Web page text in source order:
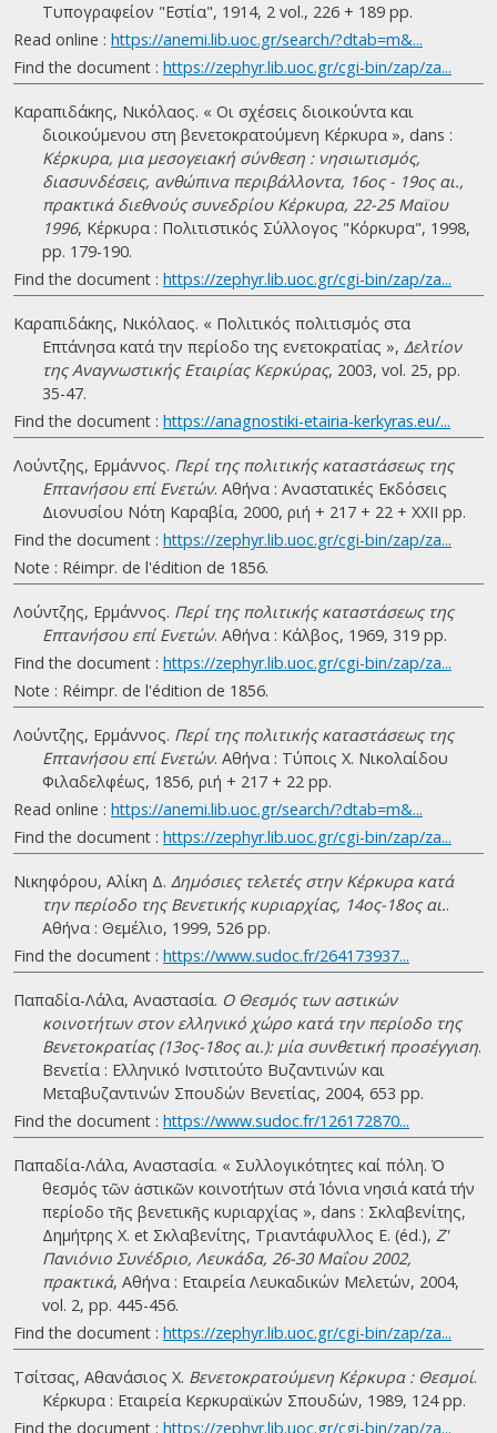
Τυπογραφείον "Εστία", 1914, 2 vol., 226 + 189 pp.
Read online : https://anemi.lib.uoc.gr/search/?dtab=m&...
Find the document : https://zephyr.lib.uoc.gr/cgi-bin/zap/za...
Καραπιδάκης, Νικόλαος. « Οι σχέσεις διοικούντα και
διοικούμενου στη βενετοκρατούμενη Κέρκυρα », dans :
Κέρκυρα, μια μεσογειακή σύνθεση : νησιωτισμός,
διασυνδέσεις, ανθώπινα περιβάλλοντα, 16ος - 19ος αι.,
πρακτικά διεθνούς συνεδρίου Κέρκυρα, 22-25 Μαϊου
1996, Κέρκυρα : Πολιτιστικός Σύλλογος "Κόρκυρα", 1998,
pp. 179-190.
Find the document : https://zephyr.lib.uoc.gr/cgi-bin/zap/za...
Καραπιδάκης, Νικόλαος. « Πολιτικός πολιτισμός στα
Επτάνησα κατά την περίοδο της ενετοκρατίας », Δελτίον
της Αναγνωστικής Εταιρίας Κερκύρας, 2003, vol. 25, pp.
35-47.
Find the document : https://anagnostiki-etairia-kerkyras.eu/...
Λούντζης, Ερμάννος. Περί της πολιτικής καταστάσεως της
Επτανήσου επί Ενετών. Αθήνα : Αναστατικές Εκδόσεις
Διονυσίου Νότη Καραβία, 2000, ριή + 217 + 22 + ΧΧΙΙ pp.
Find the document : https://zephyr.lib.uoc.gr/cgi-bin/zap/za...
Note : Réimpr. de l'édition de 1856.
Λούντζης, Ερμάννος. Περί της πολιτικής καταστάσεως της
Επτανήσου επί Ενετών. Αθήνα : Κάλβος, 1969, 319 pp.
Find the document : https://zephyr.lib.uoc.gr/cgi-bin/zap/za...
Note : Réimpr. de l'édition de 1856.
Λούντζης, Ερμάννος. Περί της πολιτικής καταστάσεως της
Επτανήσου επί Ενετών. Αθήνα : Τύποις Χ. Νικολαίδου
Φιλαδελφέως, 1856, ριή + 217 + 22 pp.
Read online : https://anemi.lib.uoc.gr/search/?dtab=m&...
Find the document : https://zephyr.lib.uoc.gr/cgi-bin/zap/za...
Νικηφόρου, Αλίκη Δ. Δημόσιες τελετές στην Κέρκυρα κατά
την περίοδο της Βενετικής κυριαρχίας, 14ος-18ος αι..
Αθήνα : Θεμέλιο, 1999, 526 pp.
Find the document : https://www.sudoc.fr/264173937...
Παπαδία-Λάλα, Αναστασία. Ο Θεσμός των αστικών
κοινοτήτων στον ελληνικό χώρο κατά την περίοδο της
Βενετοκρατίας (13ος-18ος αι.): μία συνθετική προσέγγιση.
Βενετία : Ελληνικό Ινστιτούτο Βυζαντινών και
Μεταβυζαντινών Σπουδών Βενετίας, 2004, 653 pp.
Find the document : https://www.sudoc.fr/126172870...
Παπαδία-Λάλα, Αναστασία. « Συλλογικότητες καί πόλη. Ὁ
θεσµός τῶν ἀστικῶν κοινοτήτων στά Ἰόνια νησιά κατά τήν
περίοδο τῆς βενετικῆς κυριαρχίας », dans : Σκλαβενίτης,
Δημήτρης Χ. et Σκλαβενίτης, Τριαντάφυλλος Ε. (éd.), Ζ'
Πανιόνιο Συνέδριο, Λευκάδα, 26-30 Μαΐου 2002,
πρακτικά, Αθήνα : Εταιρεία Λευκαδικών Μελετών, 2004,
vol. 2, pp. 445-456.
Find the document : https://zephyr.lib.uoc.gr/cgi-bin/zap/za...
Τσίτσας, Αθανάσιος Χ. Βενετοκρατούμενη Κέρκυρα : Θεσμοί.
Κέρκυρα : Εταιρεία Κερκυραϊκών Σπουδών, 1989, 124 pp.
Find the document : https://zephyr.lib.uoc.gr/cgi-bin/zap/za...